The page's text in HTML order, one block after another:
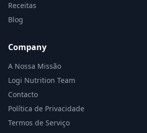
Receitas
Blog
Company
A Nossa Missão
Logi Nutrition Team
Contacto
Política de Privacidade
Termos de Serviço